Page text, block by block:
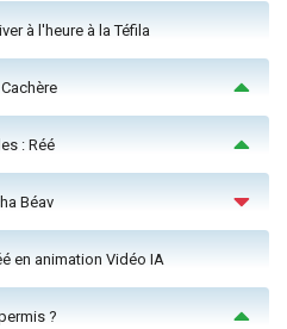
à l'heure à la Téfila
: Réé
Béav
en animation Vidéo IA
?